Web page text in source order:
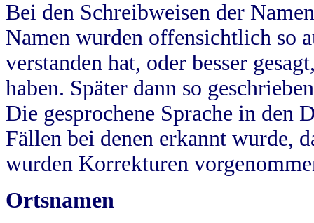
Bei den Schreibweisen der
Namen wurden offensichtlich so
verstanden hat, oder besser
haben. Später dann so
Die gesprochene Sprache in
Fällen bei denen erkannt wurde,
wurden Korrekturen
Ortsnamen